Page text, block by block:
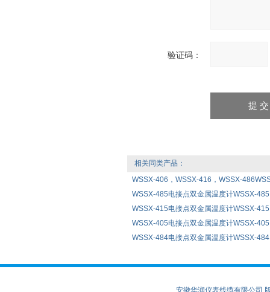
验证码：
相关同类产品：
WSSX-406，WSSX-416，WSSX-
WSSX-485电接点双金属温度计WSSX-485
WSSX-415电接点双金属温度计WSSX-415
WSSX-405电接点双金属温度计WSSX-405
WSSX-484电接点双金属温度计WSSX-484
安徽华润仪表线缆有限公司